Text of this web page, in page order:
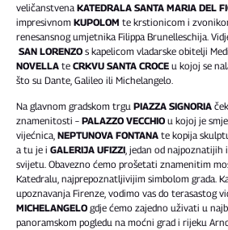
veličanstvena KATEDRALA SANTA MARIA DEL
impresivnom KUPOLOM te krstionicom i
renesansnog umjetnika Filippa Brunelleschija.
SAN LORENZO s kapelicom vladarske obitelji
NOVELLA te CRKVU SANTA CROCE u kojoj se
što su Dante, Galileo ili Michelangelo.
Na glavnom gradskom trgu PIAZZA SIGNORIA
znamenitosti – PALAZZO VECCHIO u kojoj je
vijećnica, NEPTUNOVA FONTANA te kopija
a tu je i GALERIJA UFIZZI, jedan od najpoznatijih
svijetu. Obavezno ćemo prošetati znamenitim
Katedralu, najprepoznatljivijim simbolom grada.
upoznavanja Firenze, vodimo vas do terasastog
MICHELANGELO gdje ćemo zajedno uživati u
panoramskom pogledu na moćni grad i rijeku